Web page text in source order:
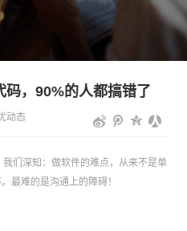
，90%的人都搞错了
动态
我们深知：做软件的难点，从来不是单
最难的是沟通上的障碍！